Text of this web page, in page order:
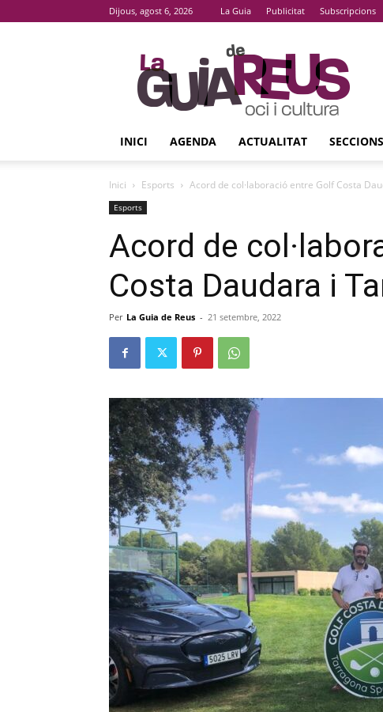
Dijous, agost 6, 2026 La Guia Publicitat Subscripcions
La
Guia
De
Reus
INICI AGENDA ACTUALITAT SECCIONS
Inici Esports Acord de col·laboració entre Golf Costa
Esports
Acord de
Costa Daudara i
Per La Guia de Reus - 21 setembre, 2022